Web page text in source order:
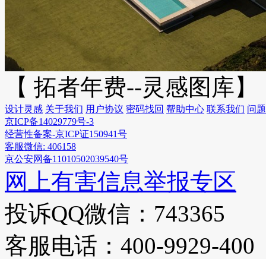
【 拓者年费--灵感图库】
设计灵感 关于我们 用户协议 密码找回 帮助中心 联系我们 问
京ICP备14029779号-3
经营性备案-京ICP证150941号
客服微信: 406158
京公安网备11010502039540号
网上有害信息举报专区
投诉QQ微信：743365
客服电话：400-9929-400